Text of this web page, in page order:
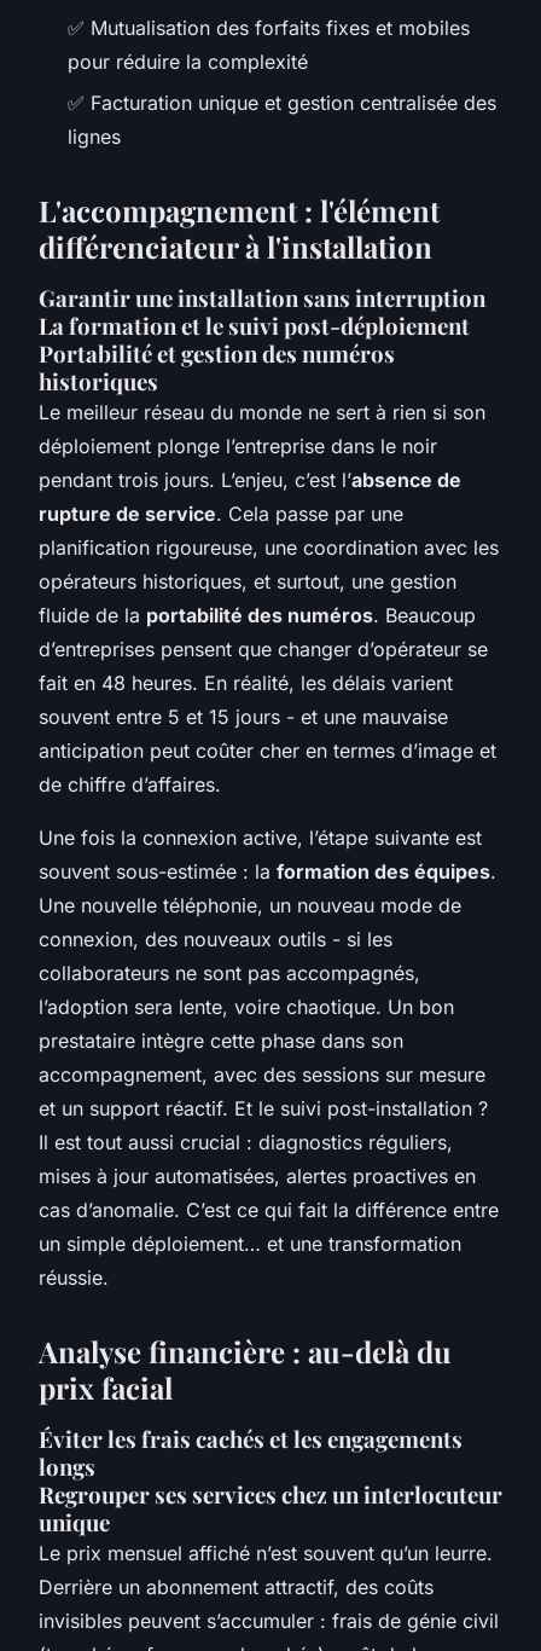
✅ Mutualisation des forfaits fixes et mobiles
pour réduire la complexité
✅ Facturation unique et gestion centralisée des
lignes
L'accompagnement : l'élément
différenciateur à l'installation
Garantir une installation sans interruption
La formation et le suivi post-déploiement
Portabilité et gestion des numéros
historiques
Le meilleur réseau du monde ne sert à rien si son
déploiement plonge l’entreprise dans le noir
pendant trois jours. L’enjeu, c’est l’absence de
rupture de service. Cela passe par une
planification rigoureuse, une coordination avec les
opérateurs historiques, et surtout, une gestion
fluide de la portabilité des numéros. Beaucoup
d’entreprises pensent que changer d’opérateur se
fait en 48 heures. En réalité, les délais varient
souvent entre 5 et 15 jours - et une mauvaise
anticipation peut coûter cher en termes d’image et
de chiffre d’affaires.
Une fois la connexion active, l’étape suivante est
souvent sous-estimée : la formation des équipes.
Une nouvelle téléphonie, un nouveau mode de
connexion, des nouveaux outils - si les
collaborateurs ne sont pas accompagnés,
l’adoption sera lente, voire chaotique. Un bon
prestataire intègre cette phase dans son
accompagnement, avec des sessions sur mesure
et un support réactif. Et le suivi post-installation ?
Il est tout aussi crucial : diagnostics réguliers,
mises à jour automatisées, alertes proactives en
cas d’anomalie. C’est ce qui fait la différence entre
un simple déploiement… et une transformation
réussie.
Analyse financière : au-delà du
prix facial
Éviter les frais cachés et les engagements
longs
Regrouper ses services chez un interlocuteur
unique
Le prix mensuel affiché n’est souvent qu’un leurre.
Derrière un abonnement attractif, des coûts
invisibles peuvent s’accumuler : frais de génie civil